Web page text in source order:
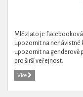
Mlč zlato je
upozornit na nenávistné
upozornit na genderově
pro širší veřejnost.
Více